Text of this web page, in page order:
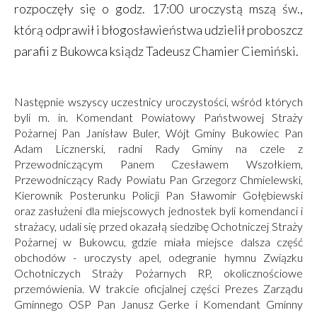
rozpoczęły się o godz. 17:00 uroczystą mszą św.,
którą odprawił i błogosławieństwa udzielił proboszcz
parafii z Bukowca ksiądz Tadeusz Chamier Ciemiński.
Następnie wszyscy uczestnicy uroczystości, wśród których
byli m. in. Komendant Powiatowy Państwowej Straży
Pożarnej Pan Janisław Buler, Wójt Gminy Bukowiec Pan
Adam Licznerski, radni Rady Gminy na czele z
Przewodniczącym Panem Czesławem Wszołkiem,
Przewodniczący Rady Powiatu Pan Grzegorz Chmielewski,
Kierownik Posterunku Policji Pan Sławomir Gołębiewski
oraz zasłużeni dla miejscowych jednostek byli komendanci i
strażacy, udali się przed okazałą siedzibę Ochotniczej Straży
Pożarnej w Bukowcu, gdzie miała miejsce dalsza część
obchodów - uroczysty apel, odegranie hymnu Związku
Ochotniczych Straży Pożarnych RP, okolicznościowe
przemówienia. W trakcie oficjalnej części Prezes Zarządu
Gminnego OSP Pan Janusz Gerke i Komendant Gminny